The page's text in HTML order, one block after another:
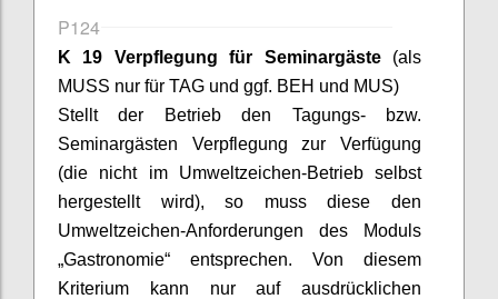
P124
K 19 Verpflegung für Seminargäste (als
MUSS nur für TAG und ggf. BEH und MUS)
Stellt der Betrieb den Tagungs- bzw.
Seminargästen Verpflegung zur Verfügung
(die nicht im Umweltzeichen-Betrieb selbst
hergestellt wird), so muss diese den
Umweltzeichen-Anforderungen des Moduls
„Gastronomie“ entsprechen. Von diesem
Kriterium kann nur auf ausdrücklichen